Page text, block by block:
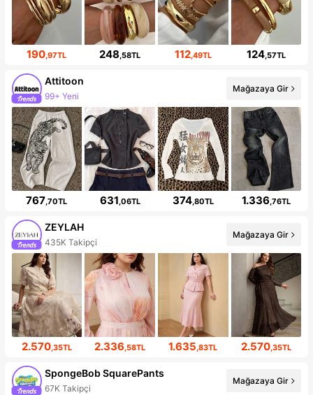
190 ,97TL 248 ,58TL 112,49TL 124 ,57TL
Attitoon
99+ Yeni
Mağazaya Gir
767,70TL 631,06TL 374,80TL 1.336,76TL
ZEYLAH
435K Takipçi
Mağazaya Gir
2.570,35TL 2.336,58TL 1.635,83TL 2.570,35TL
SpongeBob SquarePants
67K Takipçi
Mağazaya Gir